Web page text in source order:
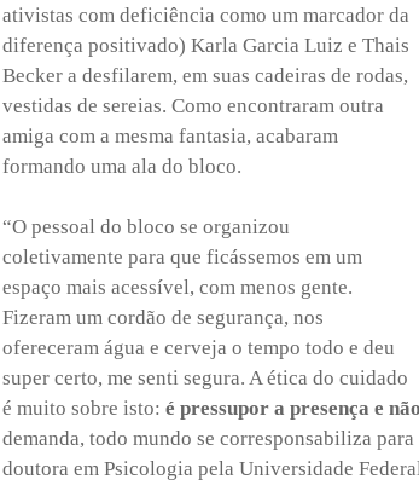
ativistas com deficiência como um marcador da
diferença positivado) Karla Garcia Luiz e Thais
Becker a desfilarem, em suas cadeiras de rodas,
vestidas de sereias. Como encontraram outra
amiga com a mesma fantasia, acabaram
formando uma ala do bloco.
“O pessoal do bloco se organizou
coletivamente para que ficássemos em um
espaço mais acessível, com menos gente.
Fizeram um cordão de segurança, nos
ofereceram água e cerveja o tempo todo e deu
super certo, me senti segura. A ética do cuidado
é muito sobre isto: é pressupor a presença e
demanda, todo mundo se corresponsabiliza
doutora em Psicologia pela Universidade